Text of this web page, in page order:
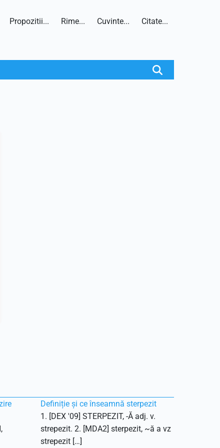
Propozitii... Rime... Cuvinte... Citate...
Definiție și ce înseamnă sterpezit
1. [DEX '09] STERPEZIT, -Ă adj. v.
strepezit. 2. [MDA2] sterpezit, ~ă a vz
strepezit […]